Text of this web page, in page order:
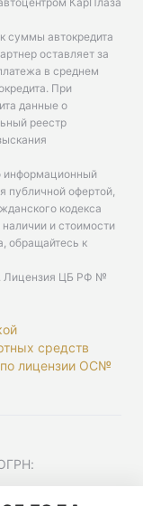
суммы автокредита
оставляет за
в среднем
При
данные о
реестр
информационный
публичной офертой,
кодекса
и стоимости
обращайтесь к
Лицензия ЦБ РФ №
средств
лицензии ОС№